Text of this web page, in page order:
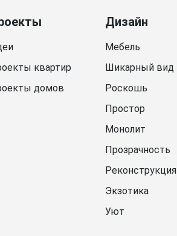
квартир
домов
Дизайн
Мебель
Шикарный вид
Роскошь
Простор
Монолит
Прозрачность
Реконструкция
Экзотика
Уют